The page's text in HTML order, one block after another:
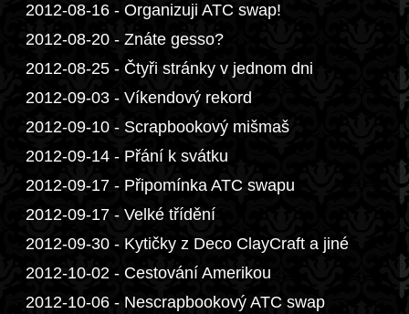
2012-08-16 - Organizuji ATC swap!
2012-08-20 - Znáte gesso?
2012-08-25 - Čtyři stránky v jednom dni
2012-09-03 - Víkendový rekord
2012-09-10 - Scrapbookový mišmaš
2012-09-14 - Přání k svátku
2012-09-17 - Připomínka ATC swapu
2012-09-17 - Velké třídění
2012-09-30 - Kytičky z Deco ClayCraft a jiné
2012-10-02 - Cestování Amerikou
2012-10-06 - Nescrapbookový ATC swap